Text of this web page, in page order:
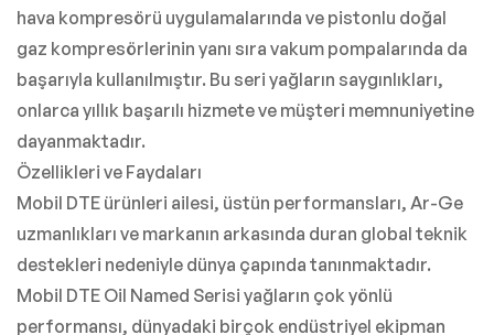
hava kompresörü uygulamalarında ve pistonlu doğal
gaz kompresörlerinin yanı sıra vakum pompalarında da
başarıyla kullanılmıştır. Bu seri yağların saygınlıkları,
onlarca yıllık başarılı hizmete ve müşteri memnuniyetine
dayanmaktadır.
Özellikleri ve Faydaları
Mobil DTE ürünleri ailesi, üstün performansları, Ar-Ge
uzmanlıkları ve markanın arkasında duran global teknik
destekleri nedeniyle dünya çapında tanınmaktadır.
Mobil DTE Oil Named Serisi yağların çok yönlü
performansı, dünyadaki birçok endüstriyel ekipman